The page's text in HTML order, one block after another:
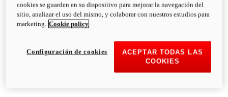
cookies se guarden en su dispositivo para mejorar la navegación del
sitio, analizar el uso del mismo, y colaborar con nuestros estudios para
marketing. Cookie policy
ACEPTAR TODAS LAS
COOKIES
Configuración de cookies